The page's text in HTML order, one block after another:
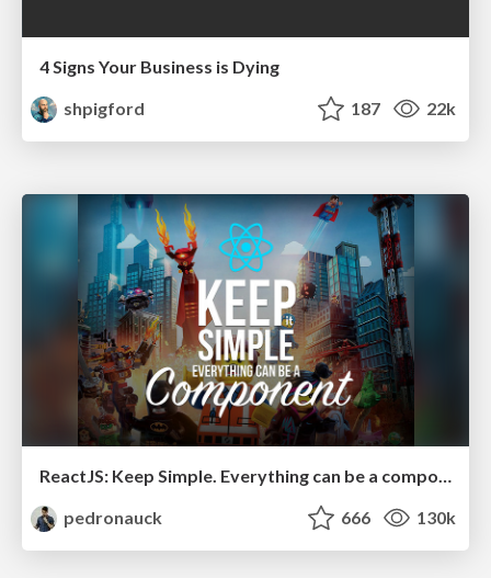
4 Signs Your Business is Dying
shpigford
187 22k
ReactJS: Keep Simple. Everything can be a component!
pedronauck
666 130k